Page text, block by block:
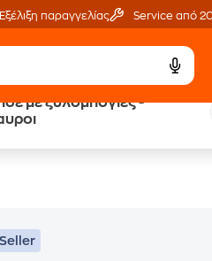
Εξέλιξη παραγγελίας Service από
με ξυλομπογιές -